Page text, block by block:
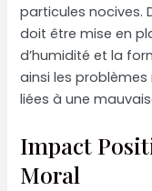
particules nocives.
doit être mise en
d’humidité et la
ainsi les
liées à une
Impact
Moral